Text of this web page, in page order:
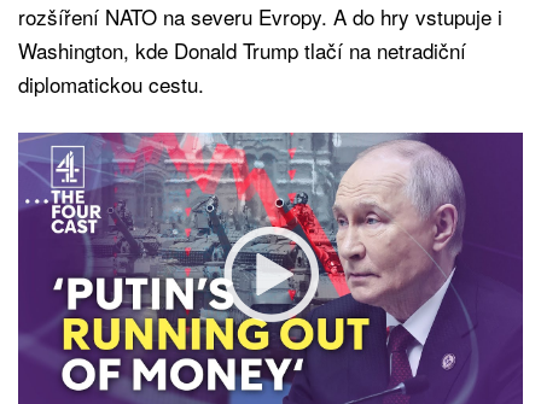
rozšíření NATO na severu Evropy. A do hry vstupuje i
Washington, kde Donald Trump tlačí na netradiční
diplomatickou cestu.